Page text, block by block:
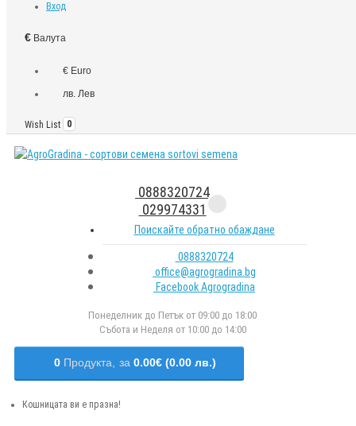
Вход
€ Валута
€ Euro
лв. Лев
Wish List 0
0888320724
029974331
Поискайте обратно обаждане
0888320724
office@agrogradina.bg
Facebook Agrogradina
Понеделник до Петък от 09:00 до 18:00
Събота и Неделя от 10:00 до 14:00
0 Продукта, за 0.00€ (0.00 лв.)
Кошницата ви е празна!